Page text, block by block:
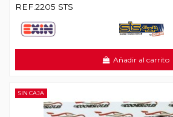
REF.2205 STS
Añadir al carrito
SIN CAJA